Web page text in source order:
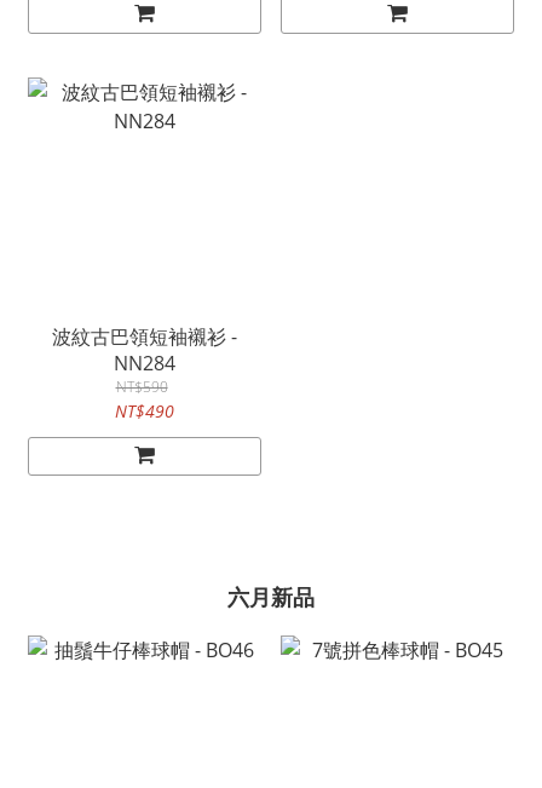
波紋古巴領短袖襯衫 -
NN284
NT$590
NT$490
六月新品